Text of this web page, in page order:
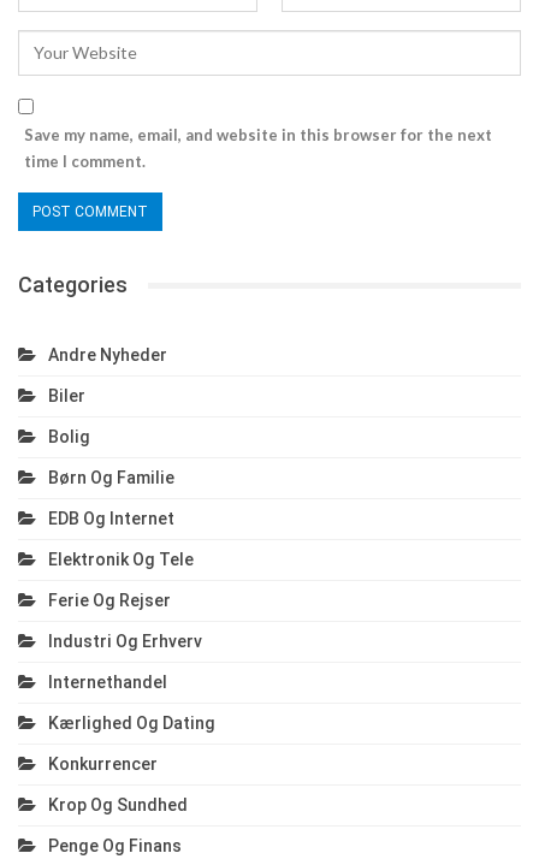
Save my name, email, and website in this browser for the next
time I comment.
Categories
Andre Nyheder
Biler
Bolig
Børn Og Familie
EDB Og Internet
Elektronik Og Tele
Ferie Og Rejser
Industri Og Erhverv
Internethandel
Kærlighed Og Dating
Konkurrencer
Krop Og Sundhed
Penge Og Finans